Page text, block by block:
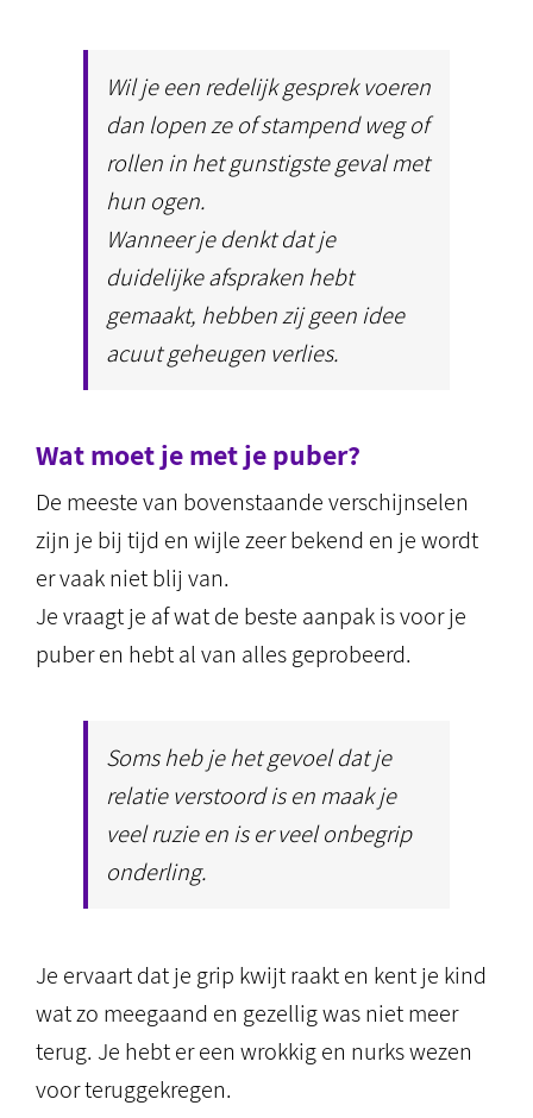
Wil je een redelijk gesprek voeren
dan lopen ze of stampend weg of
rollen in het gunstigste geval met
hun ogen.
Wanneer je denkt dat je
duidelijke afspraken hebt
gemaakt, hebben zij geen idee
acuut geheugen verlies.
Wat moet je met je puber?
De meeste van bovenstaande verschijnselen
zijn je bij tijd en wijle zeer bekend en je wordt
er vaak niet blij van.
Je vraagt je af wat de beste aanpak is voor je
puber en hebt al van alles geprobeerd.
Soms heb je het gevoel dat je
relatie verstoord is en maak je
veel ruzie en is er veel onbegrip
onderling.
Je ervaart dat je grip kwijt raakt en kent je kind
wat zo meegaand en gezellig was niet meer
terug. Je hebt er een wrokkig en nurks wezen
voor teruggekregen.